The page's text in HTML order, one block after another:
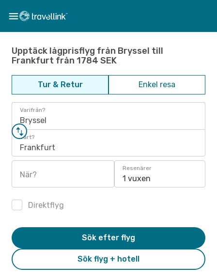
Upptäck lågprisflyg från Bryssel till
Frankfurt från 1784 SEK
Tur & Retur Enkel resa
Varifrån?
Bryssel
Vart?
Frankfurt
När?
Resenärer
1 vuxen
Direktflyg
Sök flyg + hotell
Sök efter flyg